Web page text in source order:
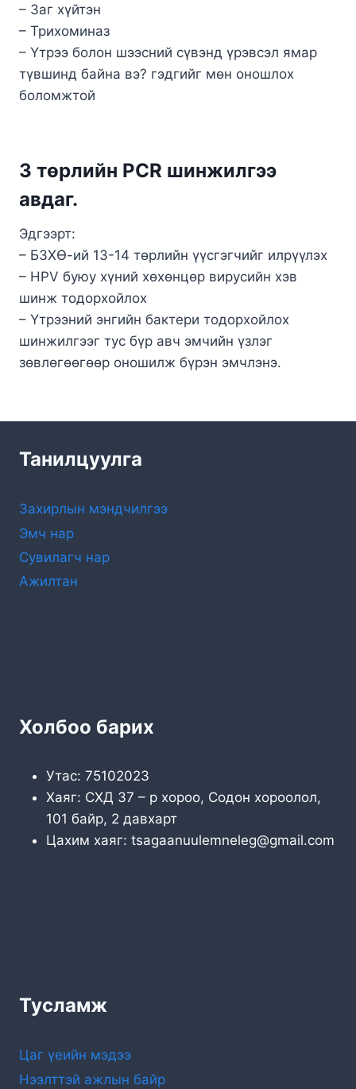
– Заг хүйтэн
– Трихоминаз
– Үтрээ болон шээсний сүвэнд үрэвсэл ямар
түвшинд байна вэ? гэдгийг мөн оношлох
боломжтой
3 төрлийн PCR шинжилгээ
авдаг.
Эдгээрт:
– БЗХӨ-ий 13-14 төрлийн үүсгэгчийг илрүүлэх
– HPV буюу хүний хөхөнцөр вирусийн хэв
шинж тодорхойлох
– Үтрээний энгийн бактери тодорхойлох
шинжилгээг тус бүр авч эмчийн үзлэг
зөвлөгөөгөөр оношилж бүрэн эмчлэнэ.
Танилцуулга
Захирлын мэндчилгээ
Эмч нар
Сувилагч нар
Ажилтан
Холбоо барих
Утас: 75102023
Хаяг: СХД 37 – р хороо, Содон хороолол,
101 байр, 2 давхарт
Цахим хаяг: tsagaanuulemneleg@gmail.com
Тусламж
Цаг үеийн мэдээ
Нээлттэй ажлын байр